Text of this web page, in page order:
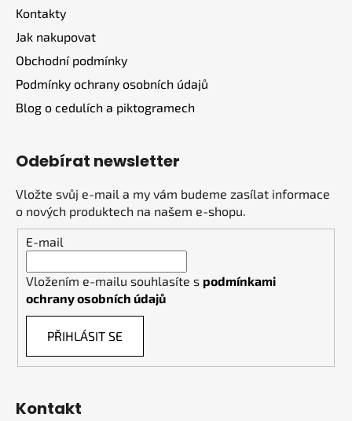
Kontakty
Jak nakupovat
Obchodní podmínky
Podmínky ochrany osobních údajů
Blog o cedulích a piktogramech
Odebírat newsletter
Vložte svůj e-mail a my vám budeme zasílat informace
o nových produktech na našem e-shopu.
E-mail
Vložením e-mailu souhlasíte s podmínkami
ochrany osobních údajů
PŘIHLÁSIT SE
Kontakt